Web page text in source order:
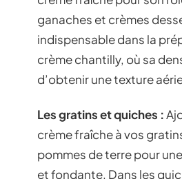
ganaches et crèmes
indispensable dans la
crème chantilly, où sa
d’obtenir une texture
Les gratins et quiches :
crème fraîche à vos
pommes de terre pour
et fondante. Dans les